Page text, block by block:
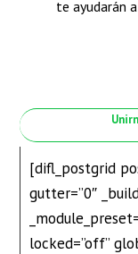
te ayudarán
[difl_postgrid
gutter=”0″
locked=”off”